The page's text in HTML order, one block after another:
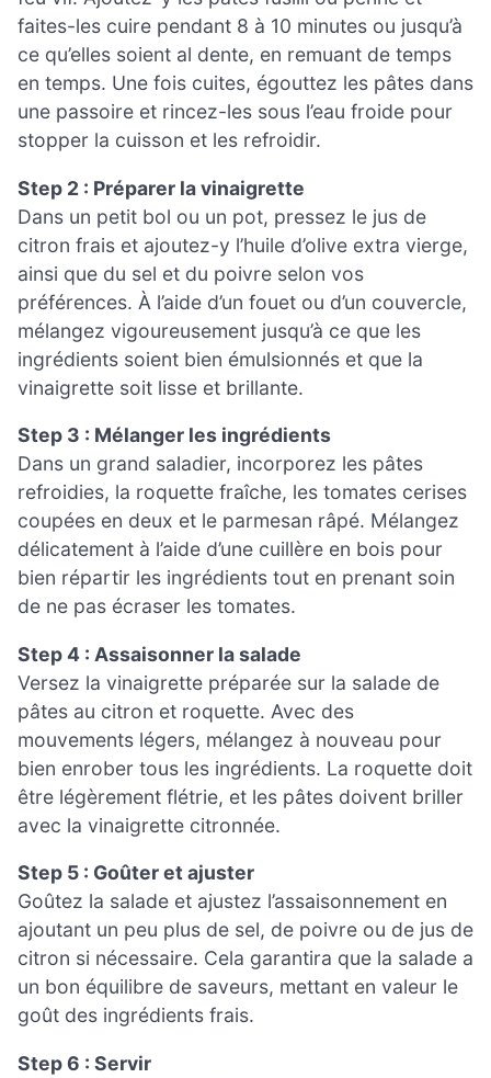
faites-les cuire pendant 8 à 10 minutes ou jusqu’à
ce qu’elles soient al dente, en remuant de temps
en temps. Une fois cuites, égouttez les pâtes dans
une passoire et rincez-les sous l’eau froide pour
stopper la cuisson et les refroidir.
Step 2 : Préparer la vinaigrette
Dans un petit bol ou un pot, pressez le jus de
citron frais et ajoutez-y l’huile d’olive extra vierge,
ainsi que du sel et du poivre selon vos
préférences. À l’aide d’un fouet ou d’un couvercle,
mélangez vigoureusement jusqu’à ce que les
ingrédients soient bien émulsionnés et que la
vinaigrette soit lisse et brillante.
Step 3 : Mélanger les ingrédients
Dans un grand saladier, incorporez les pâtes
refroidies, la roquette fraîche, les tomates cerises
coupées en deux et le parmesan râpé. Mélangez
délicatement à l’aide d’une cuillère en bois pour
bien répartir les ingrédients tout en prenant soin
de ne pas écraser les tomates.
Step 4 : Assaisonner la salade
Versez la vinaigrette préparée sur la salade de
pâtes au citron et roquette. Avec des
mouvements légers, mélangez à nouveau pour
bien enrober tous les ingrédients. La roquette doit
être légèrement flétrie, et les pâtes doivent briller
avec la vinaigrette citronnée.
Step 5 : Goûter et ajuster
Goûtez la salade et ajustez l’assaisonnement en
ajoutant un peu plus de sel, de poivre ou de jus de
citron si nécessaire. Cela garantira que la salade a
un bon équilibre de saveurs, mettant en valeur le
goût des ingrédients frais.
Step 6 : Servir